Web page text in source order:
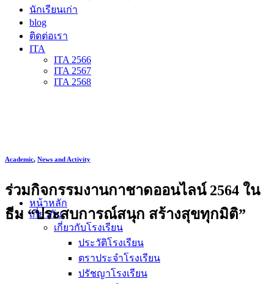
นักเรียนเก่า
blog
ติดต่อเรา
ITA
ITA 2566
ITA 2567
ITA 2568
หน้าหลัก
เกี่ยวกับ
เกี่ยวกับโรงเรียน
ประวัติโรงเรียน
ตราประจำโรงเรียน
ปรัชญาโรงเรียน
Academic, News and Activity
ร่วมกิจกรรมงานกาชาดออนไลน์ 2564 ใน
ธีม “ประสบการณ์สนุก สร้างสุขทุกมิติ”